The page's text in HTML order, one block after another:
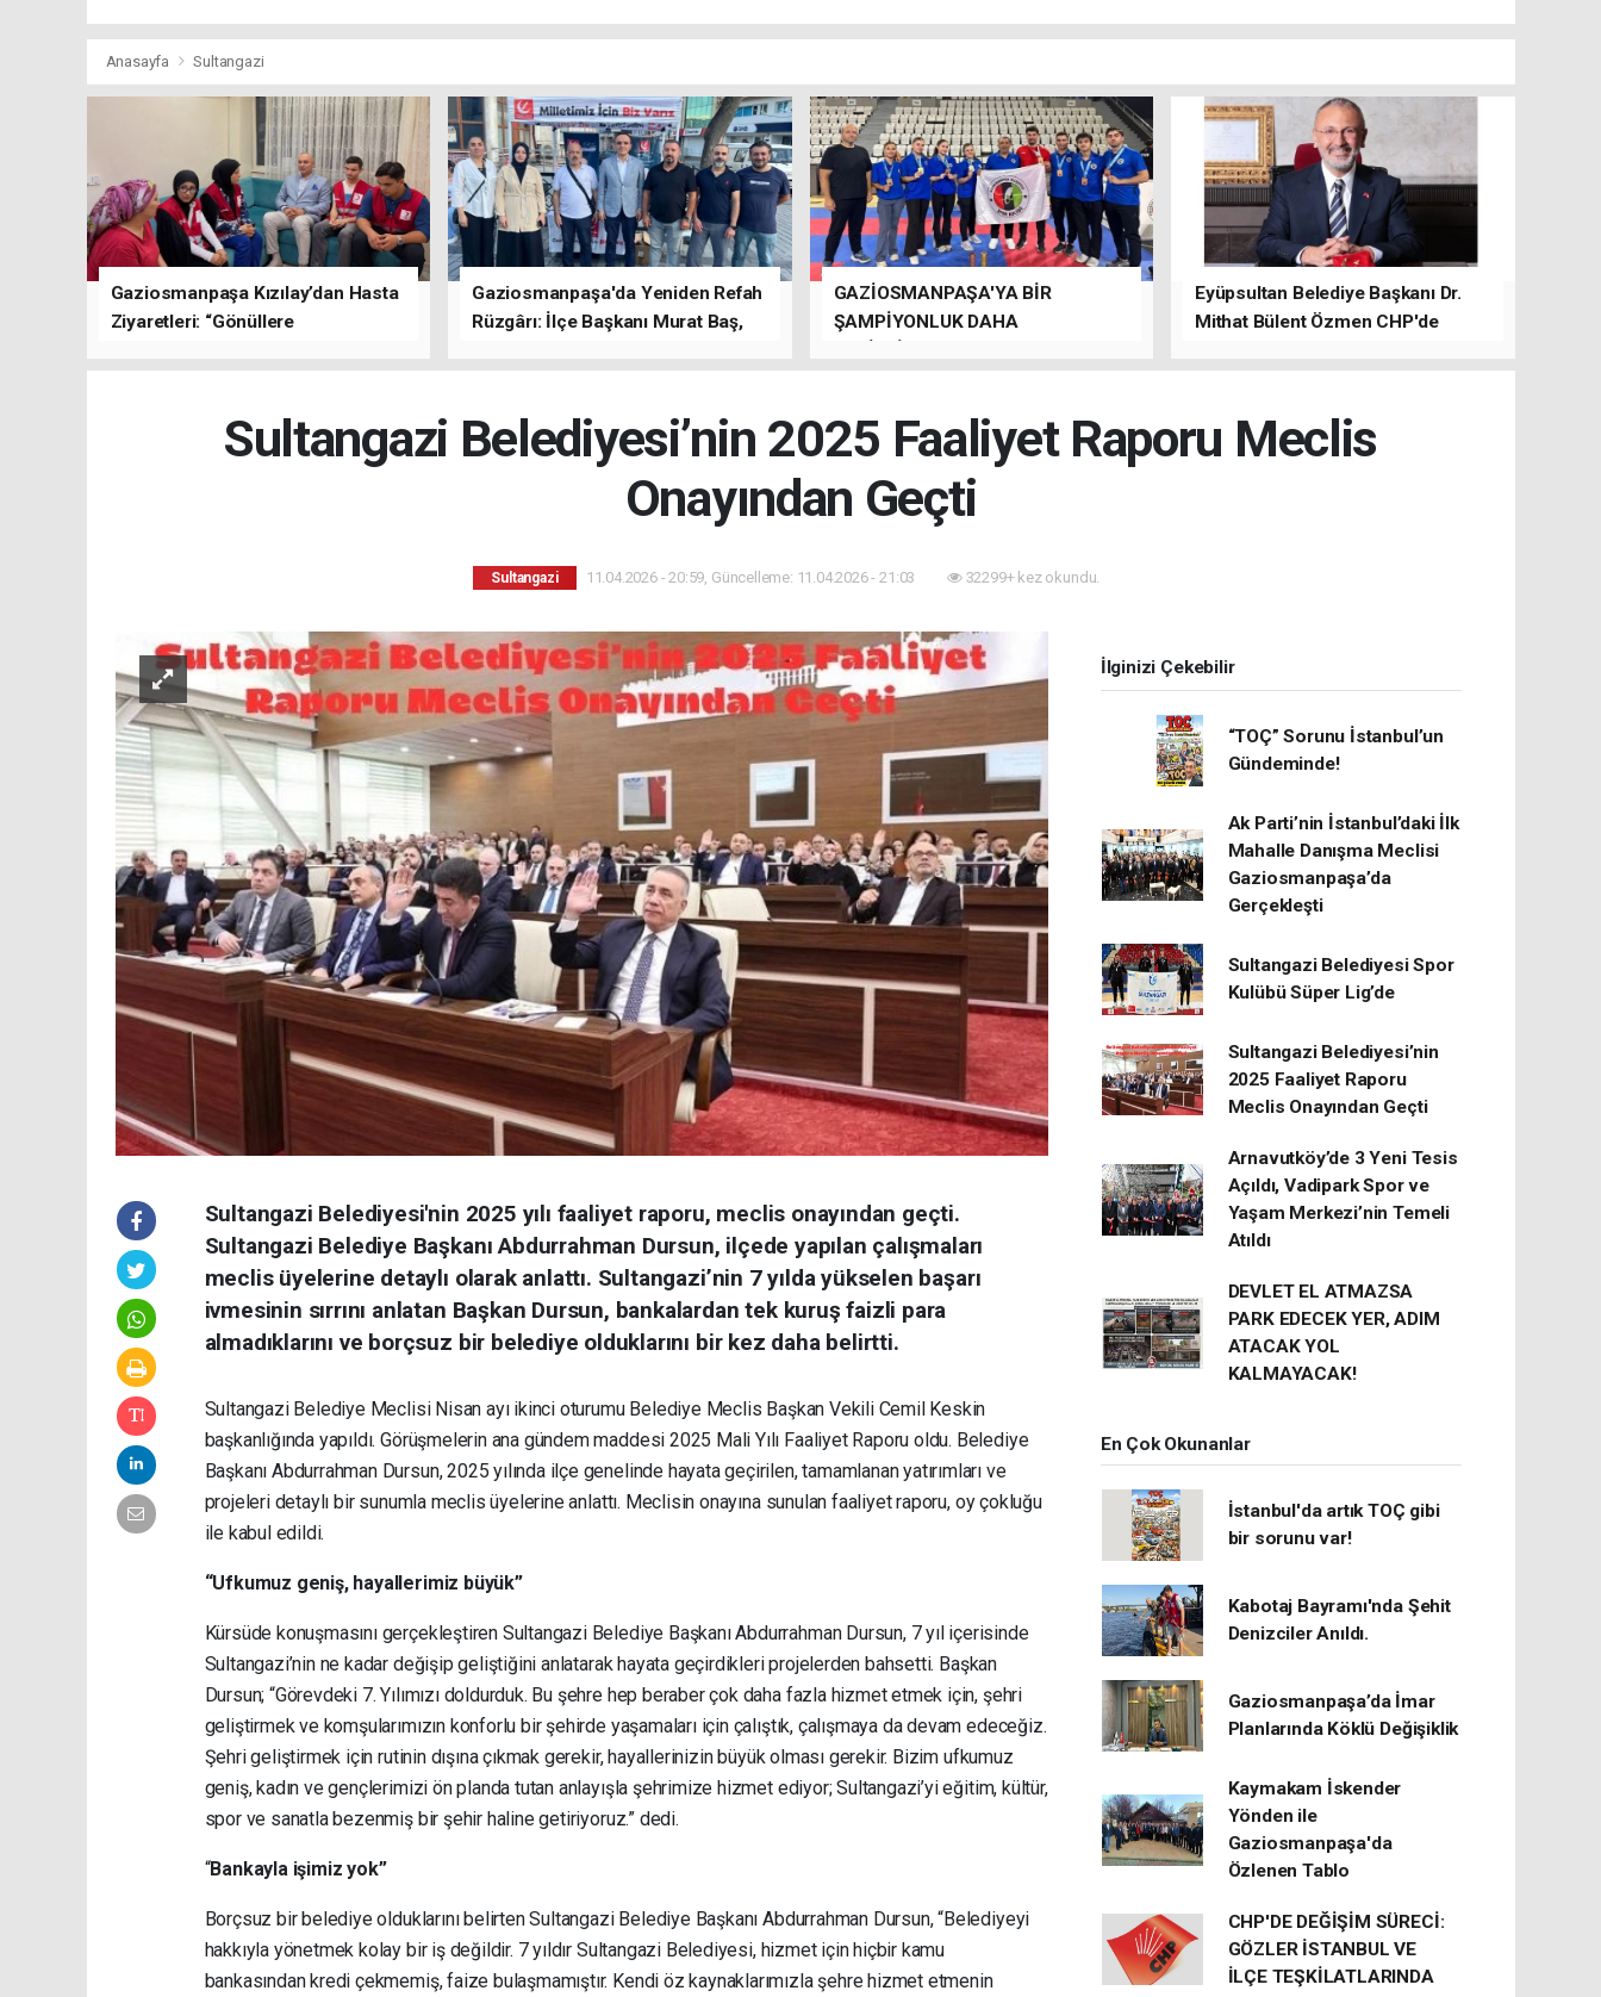
Anasayfa Sultangazi
Gaziosmanpaşa Kızılay’dan Hasta
Ziyaretleri: “Gönüllere
Gaziosmanpaşa'da Yeniden Refah
Rüzgârı: İlçe Başkanı Murat Baş,
GAZİOSMANPAŞA'YA BİR
ŞAMPİYONLUK DAHA
Eyüpsultan Belediye Başkanı Dr.
Mithat Bülent Özmen CHP'de
Sultangazi Belediyesi’nin 2025 Faaliyet Raporu Meclis
Onayından Geçti
Sultangazi 11.04.2026 - 20:59, Güncelleme: 11.04.2026 - 21:03 32299+ kez okundu.
Sultangazi Belediyesi'nin 2025 yılı faaliyet raporu, meclis onayından geçti.
Sultangazi Belediye Başkanı Abdurrahman Dursun, ilçede yapılan çalışmaları
meclis üyelerine detaylı olarak anlattı. Sultangazi’nin 7 yılda yükselen başarı
ivmesinin sırrını anlatan Başkan Dursun, bankalardan tek kuruş faizli para
almadıklarını ve borçsuz bir belediye olduklarını bir kez daha belirtti.
Sultangazi Belediye Meclisi Nisan ayı ikinci oturumu Belediye Meclis Başkan Vekili Cemil Keskin
başkanlığında yapıldı. Görüşmelerin ana gündem maddesi 2025 Mali Yılı Faaliyet Raporu oldu. Belediye
Başkanı Abdurrahman Dursun, 2025 yılında ilçe genelinde hayata geçirilen, tamamlanan yatırımları ve
projeleri detaylı bir sunumla meclis üyelerine anlattı. Meclisin onayına sunulan faaliyet raporu, oy çokluğu
ile kabul edildi.
“Ufkumuz geniş, hayallerimiz büyük”
Kürsüde konuşmasını gerçekleştiren Sultangazi Belediye Başkanı Abdurrahman Dursun, 7 yıl içerisinde
Sultangazi’nin ne kadar değişip geliştiğini anlatarak hayata geçirdikleri projelerden bahsetti. Başkan
Dursun; “Görevdeki 7. Yılımızı doldurduk. Bu şehre hep beraber çok daha fazla hizmet etmek için, şehri
geliştirmek ve komşularımızın konforlu bir şehirde yaşamaları için çalıştık, çalışmaya da devam edeceğiz.
Şehri geliştirmek için rutinin dışına çıkmak gerekir, hayallerinizin büyük olması gerekir. Bizim ufkumuz
geniş, kadın ve gençlerimizi ön planda tutan anlayışla şehrimize hizmet ediyor; Sultangazi’yi eğitim, kültür,
spor ve sanatla bezenmiş bir şehir haline getiriyoruz.” dedi.
“Bankayla işimiz yok”
Borçsuz bir belediye olduklarını belirten Sultangazi Belediye Başkanı Abdurrahman Dursun, “Belediyeyi
hakkıyla yönetmek kolay bir iş değildir. 7 yıldır Sultangazi Belediyesi, hizmet için hiçbir kamu
bankasından kredi çekmemiş, faize bulaşmamıştır. Kendi öz kaynaklarımızla şehre hizmet etmenin
İlginizi Çekebilir
“TOÇ” Sorunu İstanbul’un
Gündeminde!
Ak Parti’nin İstanbul’daki İlk
Mahalle Danışma Meclisi
Gaziosmanpaşa’da
Gerçekleşti
Sultangazi Belediyesi Spor
Kulübü Süper Lig’de
Sultangazi Belediyesi’nin
2025 Faaliyet Raporu
Meclis Onayından Geçti
Arnavutköy’de 3 Yeni Tesis
Açıldı, Vadipark Spor ve
Yaşam Merkezi’nin Temeli
Atıldı
DEVLET EL ATMAZSA
PARK EDECEK YER, ADIM
ATACAK YOL
KALMAYACAK!
En Çok Okunanlar
İstanbul'da artık TOÇ gibi
bir sorunu var!
Kabotaj Bayramı'nda Şehit
Denizciler Anıldı.
Gaziosmanpaşa’da İmar
Planlarında Köklü Değişiklik
Kaymakam İskender
Yönden ile
Gaziosmanpaşa'da
Özlenen Tablo
CHP'DE DEĞİŞİM SÜRECİ:
GÖZLER İSTANBUL VE
İLÇE TEŞKİLATLARINDA